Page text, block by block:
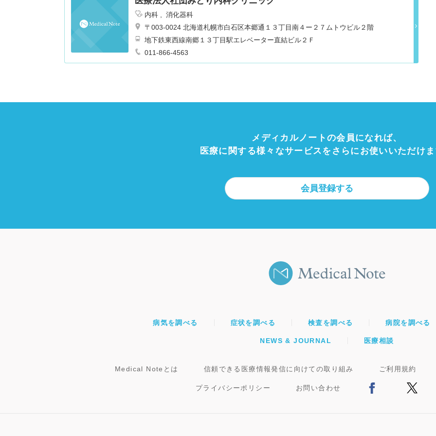
内科
消化器科
〒003-0024 北海道札幌市白石区本郷通１３丁目南４ー２７ムトウビル２階
地下鉄東西線南郷１３丁目駅エレベーター直結ビル２Ｆ
011-866-4563
メディカルノートの会員になれば、
医療に関する様々なサービスをさらにお使いいただけ
会員登録する
病気を調べる 症状を調べる 検査を調べる 病院を調べる
NEWS & JOURNAL 医療相談
Medical Noteとは 信頼できる医療情報発信に向けての取り組み ご利用規約
プライバシーポリシー お問い合わせ